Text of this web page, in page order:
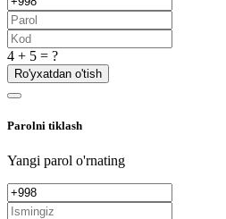
4 + 5 = ?
Ro'yxatdan o'tish
Parolni tiklash
Yangi parol o'rnating